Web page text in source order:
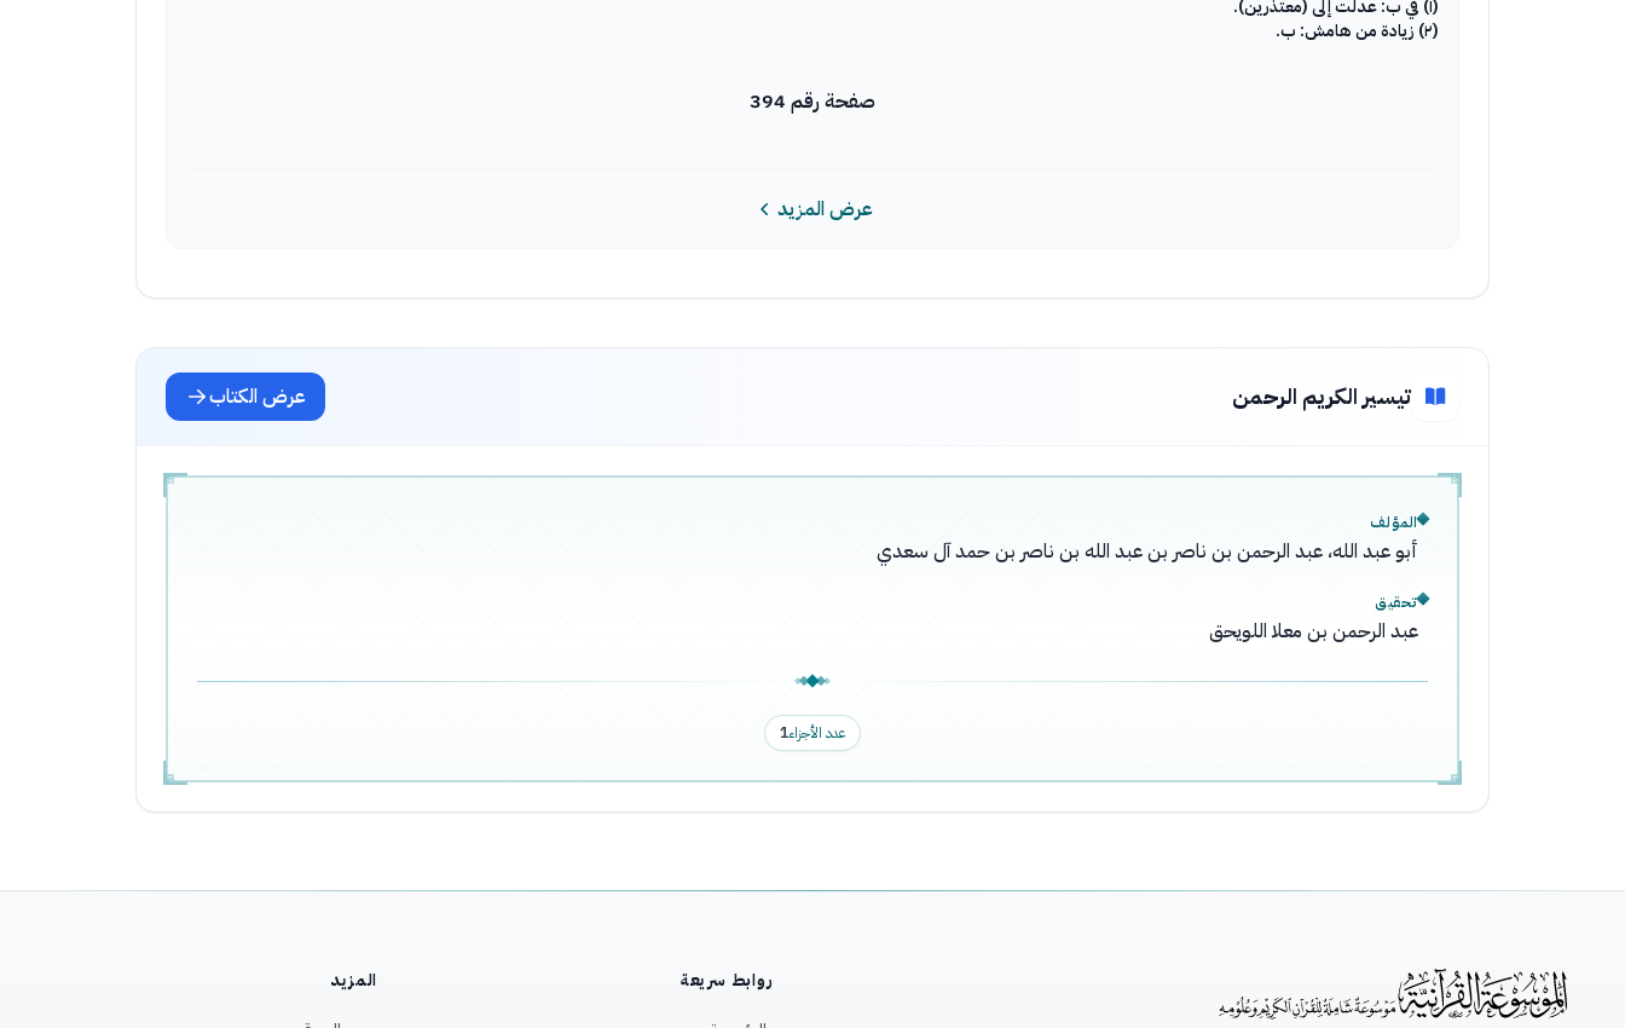
(١) في ب: عدلت إلى (معتذرين).
(٢) زيادة من هامش: ب.
صفحة رقم 394
عرض المزيد
تيسير الكريم الرحمن عرض الكتاب
المؤلف
أبو عبد الله، عبد الرحمن بن ناصر بن عبد الله بن ناصر بن حمد آل سعدي
تحقيق
عبد الرحمن بن معلا اللويحق
عدد الأجزاء1
روابط سريعة المزيد